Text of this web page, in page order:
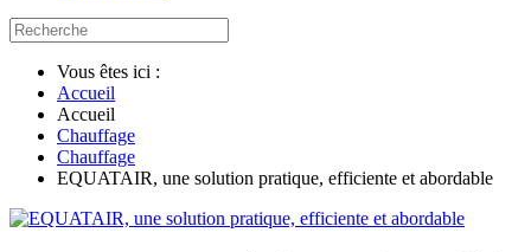
Vous êtes ici :
Accueil
Accueil
Chauffage
Chauffage
EQUATAIR, une solution pratique, efficiente et abordable